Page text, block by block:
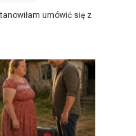
umówić się z